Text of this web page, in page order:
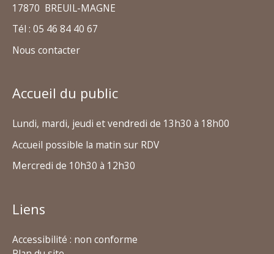
17870 BREUIL-MAGNE
Tél : 05 46 84 40 67
Nous contacter
Accueil du public
Lundi, mardi, jeudi et vendredi de 13h30 à 18h00
Accueil possible la matin sur RDV
Mercredi de 10h30 à 12h30
Liens
Accessibilité : non conforme